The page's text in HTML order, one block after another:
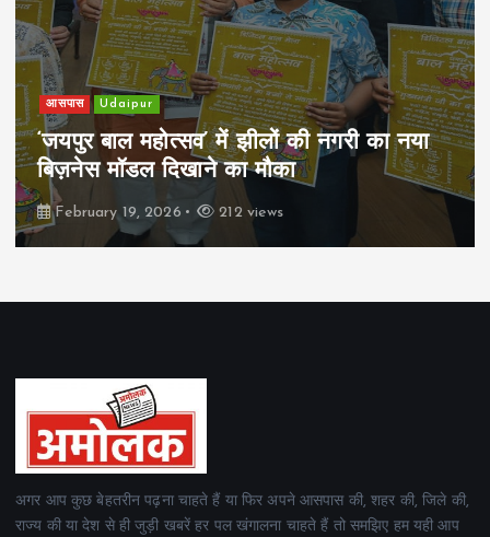
आसपास Udaipur
‘जयपुर बाल महोत्सव’ में झीलों की नगरी का नया
बिज़नेस मॉडल दिखाने का मौका
February 19, 2026 212 views
अगर आप कुछ बेहतरीन पढ़ना चाहते हैं या फिर अपने आसपास की, शहर की, जिले की,
राज्य की या देश से ही जुड़ी खबरें हर पल खंगालना चाहते हैं तो समझिए हम यही आप